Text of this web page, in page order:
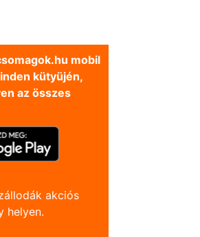
mobil
kütyüjén,
az összes
akciós
helyen.